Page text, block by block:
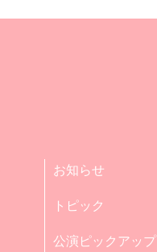
お知らせ
トピック
公演ピックアップ